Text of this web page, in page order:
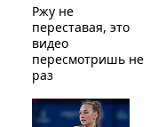
Ржу не
переставая, это
видео
пересмотришь не
раз